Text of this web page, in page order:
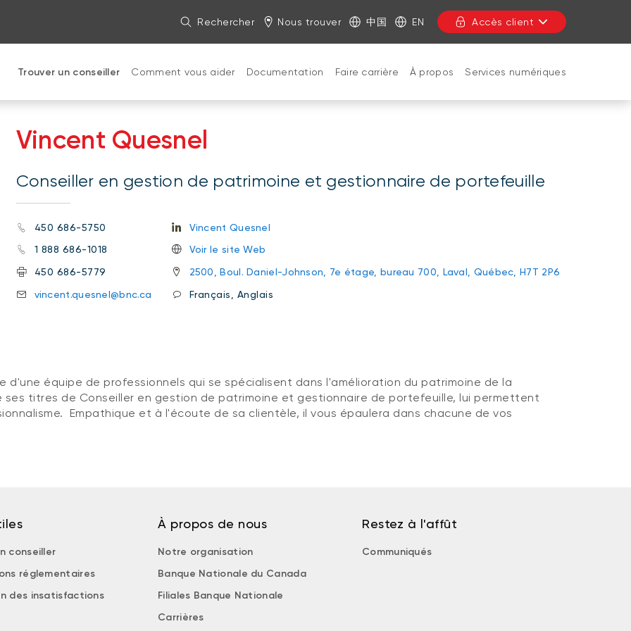
Rechercher Nous trouver 中国 EN Accès client
Trouver un conseiller Comment vous aider Documentation Faire carrière À propos Services numériques
Vincent Quesnel
Conseiller en gestion de patrimoine et gestionnaire de portefeuille
450 686-5750
1 888 686-1018
450 686-5779
vincent.quesnel@bnc.ca
Vincent Quesnel
Voir le site Web
2500, Boul. Daniel-Johnson, 7e étage, bureau 700, Laval, Québec, H7T 2P6
Français, Anglais
d'une équipe de professionnels qui se spécialisent dans l'amélioration du patrimoine de la
titres de Conseiller en gestion de patrimoine et gestionnaire de portefeuille, lui permettent
Empathique et à l'écoute de sa clientèle, il vous épaulera dans chacune de vos
conseiller
réglementaires
des insatisfactions
À propos de nous
Notre organisation
Banque Nationale du Canada
Filiales Banque Nationale
Carrières
Restez à l'affût
Communiqués